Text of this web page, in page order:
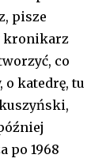
pisze
kronikarz
co
o katedrę, tu
po 1968